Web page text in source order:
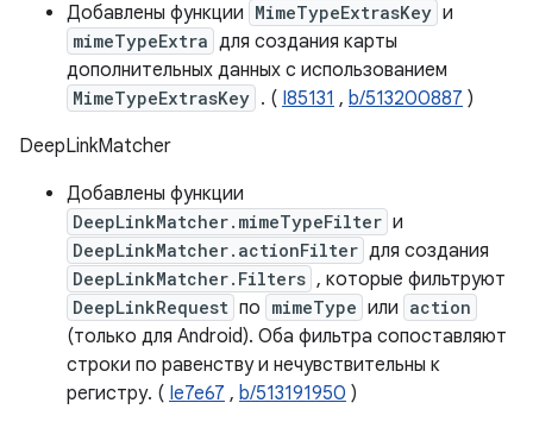
Добавлены функции MimeTypeExtrasKey и
mimeTypeExtra для создания карты
дополнительных данных с использованием
MimeTypeExtrasKey . ( I85131 , b/513200887 )
DeepLinkMatcher
Добавлены функции
DeepLinkMatcher.mimeTypeFilter и
DeepLinkMatcher.actionFilter для создания
DeepLinkMatcher.Filters , которые фильтруют
DeepLinkRequest по mimeType или action
(только для Android). Оба фильтра сопоставляют
строки по равенству и нечувствительны к
регистру. ( Ie7e67 , b/513191950 )